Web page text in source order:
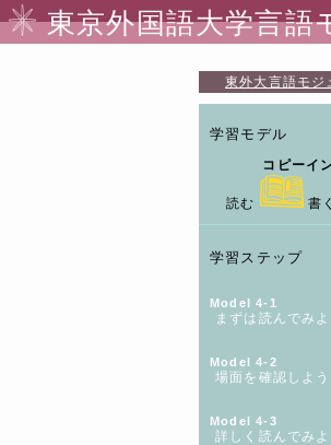
東京外国語大学言語
東外大言語モジ
学習モデル
コピーイ
読む 書く
学習ステップ
Model 4-1
まずは読んでみよ
Model 4-2
場面を確認しよう
Model 4-3
詳しく読んでみよ